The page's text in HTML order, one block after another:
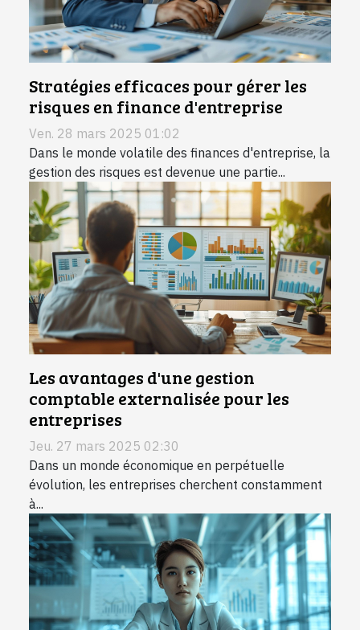
Stratégies efficaces pour gérer les
risques en finance d'entreprise
Ven. 28 mars 2025 01:02
Dans le monde volatile des finances d'entreprise, la
gestion des risques est devenue une partie...
Les avantages d'une gestion
comptable externalisée pour les
entreprises
Jeu. 27 mars 2025 02:30
Dans un monde économique en perpétuelle
évolution, les entreprises cherchent constamment
à...